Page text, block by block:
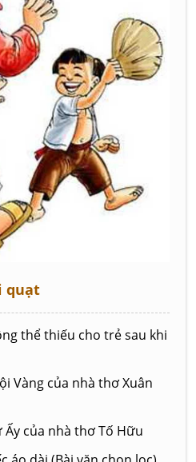
quạt
thể thiếu cho trẻ sau khi
Vàng của nhà thơ Xuân
của nhà thơ Tố Hữu